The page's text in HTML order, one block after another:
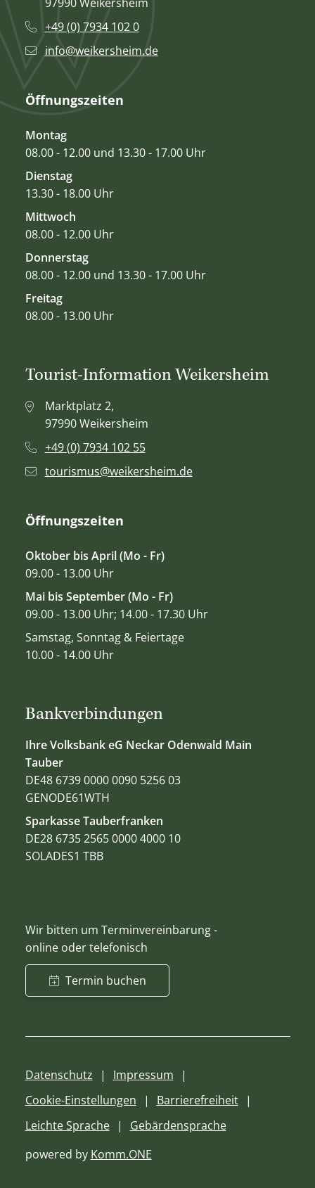
+49 (0) 7934 102 0
info@weikersheim.de
Öffnungszeiten
Montag
08.00 - 12.00 und 13.30 - 17.00 Uhr
Dienstag
13.30 - 18.00 Uhr
Mittwoch
08.00 - 12.00 Uhr
Donnerstag
08.00 - 12.00 und 13.30 - 17.00 Uhr
Freitag
08.00 - 13.00 Uhr
Bankverbindungen
Ihre Volksbank eG Neckar Odenwald Main
Tauber
DE48 6739 0000 0090 5256 03
GENODE61WTH
Sparkasse Tauberfranken
DE28 6735 2565 0000 4000 10
SOLADES1 TBB
Wir bitten um Terminvereinbarung -
online oder telefonisch
Termin buchen
Tourist-Information Weikersheim
Marktplatz 2,
97990 Weikersheim
+49 (0) 7934 102 55
tourismus@weikersheim.de
Öffnungszeiten
Oktober bis April (Mo - Fr)
09.00 - 13.00 Uhr
Mai bis September (Mo - Fr)
09.00 - 13.00 Uhr; 14.00 - 17.30 Uhr
Samstag, Sonntag & Feiertage
10.00 - 14.00 Uhr
Datenschutz
Impressum
Cookie-Einstellungen
Barrierefreiheit
Leichte Sprache
Gebärdensprache
powered by Komm.ONE